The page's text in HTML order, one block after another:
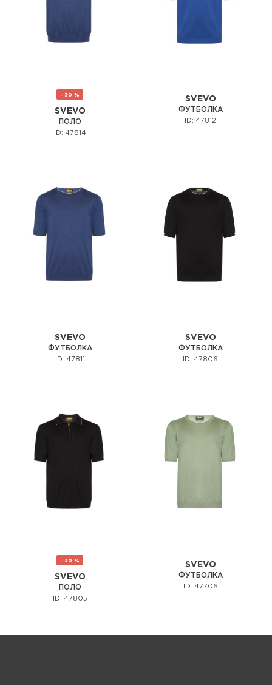
- 30 %
SVEVO
ПОЛО
ID: 47814
SVEVO
ФУТБОЛКА
ID: 47812
SVEVO
ФУТБОЛКА
ID: 47811
SVEVO
ФУТБОЛКА
ID: 47806
- 30 %
SVEVO
ПОЛО
ID: 47805
SVEVO
ФУТБОЛКА
ID: 47706